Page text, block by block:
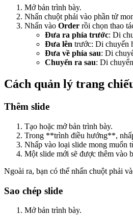
Mở bản trình bày.
Nhấn chuột phải vào phần tử
Nhấn vào Order rồi chọn thao
Đưa ra phía trước: Di
Đưa lên trước: Di chuyển
Đưa về phía sau: Di
Chuyển ra sau: Di
Cách quản lý trang
Thêm slide
Tạo hoặc mở bản trình bày.
Trong **trình điều hướng**,
Nhấp vào loại slide mong muốn
Một slide mới sẽ được thêm vào
Ngoài ra, bạn có thể nhấn chuột phải
Sao chép slide
Mở bản trình bày.